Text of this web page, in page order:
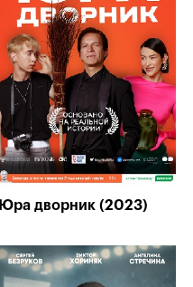
Юра дворник (2023)